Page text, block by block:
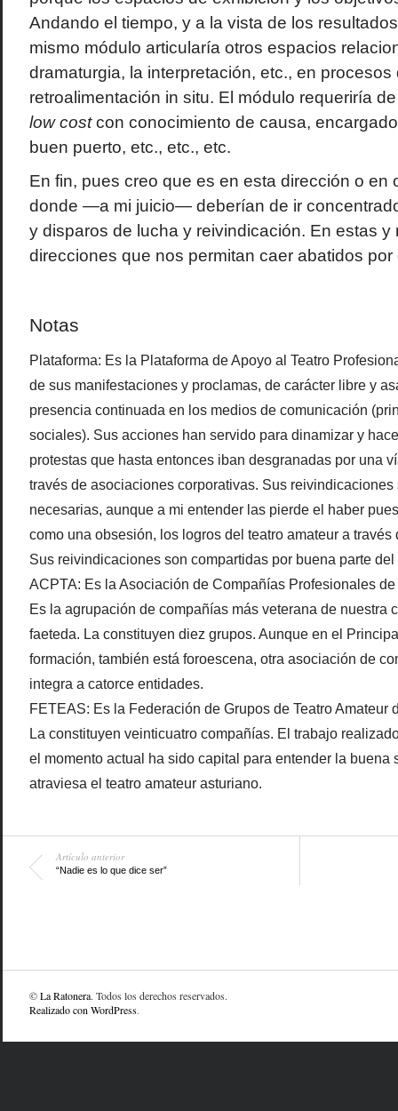
Andando el tiempo, y a la vista de los
mismo módulo articularía otros espacios
dramaturgia, la interpretación, etc., en procesos
retroalimentación in situ. El módulo requeriría
low costcon conocimiento de causa,
buen puerto, etc., etc., etc.
En fin, pues creo que es en esta dirección o en
donde —a mi juicio— deberían de ir
y disparos de lucha y reivindicación. En estas y
direcciones que nos permitan caer abatidos por
Notas
Plataforma: Es la Plataforma de Apoyo al Teatro
de sus manifestaciones y proclamas, de carácter libre y
presencia continuada en los medios de comunicación
sociales). Sus acciones han servido para dinamizar y
protestas que hasta entonces iban desgranadas por una
través de asociaciones corporativas. Sus reivindicaciones
necesarias, aunque a mi entender las pierde el haber
como una obsesión, los logros del teatro amateur a
Sus reivindicaciones son compartidas por buena parte del
ACPTA: Es la Asociación de Compañías Profesionales
Es la agrupación de compañías más veterana de nuestra
faeteda. La constituyen diez grupos. Aunque en el
formación, también está foroescena, otra asociación de
integra a catorce entidades.
FETEAS: Es la Federación de Grupos de Teatro Amateur
La constituyen veinticuatro compañías. El trabajo
el momento actual ha sido capital para entender la buena
atraviesa el teatro amateur asturiano.
Artículo anterior
“Nadie es lo que dice ser”
©La Ratonera. Todos los derechos reservados.
Realizado con WordPress.